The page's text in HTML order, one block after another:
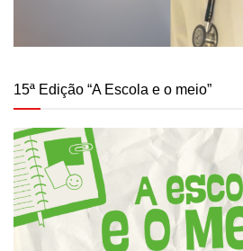
15ª Edição “A Escola e o meio”